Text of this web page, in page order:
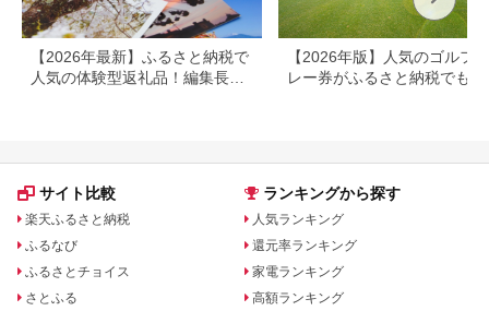
【2026年最新】ふるさと納税で
人気の体験型返礼品！編集長お
【2026年版】人気のゴルフ
レー券がふるさと納税でもら
サイト比較
楽天ふるさと納税
ふるなび
ふるさとチョイス
さとふる
ランキングから探す
人気ランキング
還元率ランキング
家電ランキング
高額ランキング